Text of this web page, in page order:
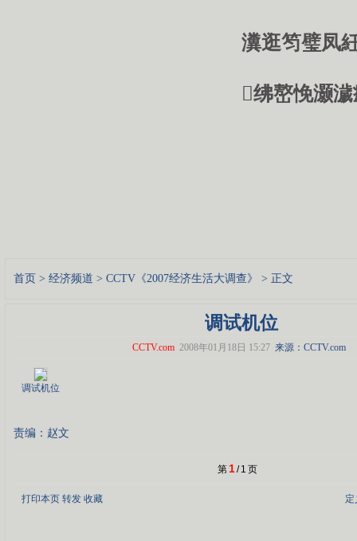
瀵逛笉璧凤
绋嶅悗灏
首页 > 经济频道 > CCTV《2007经济生活大调查》 > 正文
调试机位
CCTV.com 2008年01月18日 15:27来源：CCTV.com
调试机位
责编：赵文
第 1/ 1 页
打印本页 转发 收藏